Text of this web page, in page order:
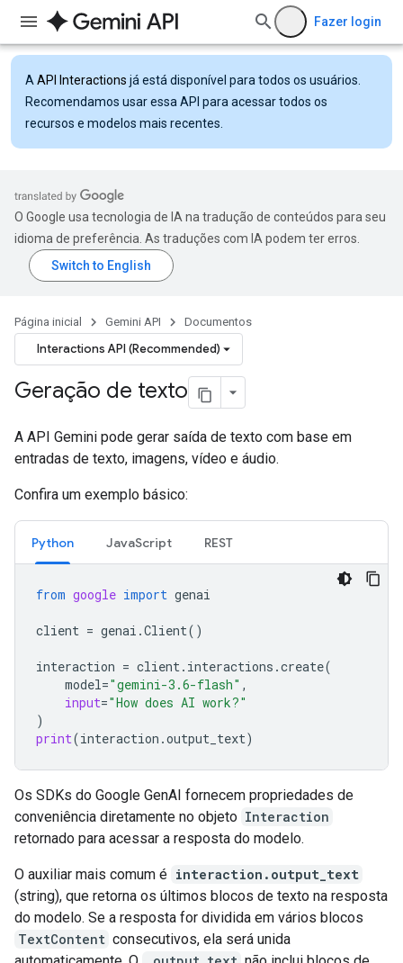
Fazer login
A API Interactions já está disponível para todos os usuários.
Recomendamos usar essa API para acessar todos os
recursos e modelos mais recentes.
O Google usa tecnologia de IA na tradução de conteúdos para seu
idioma de preferência. As traduções com IA podem ter erros.
Página inicial Gemini API Documentos
Interactions API (Recommended)
Geração de texto
A API Gemini pode gerar saída de texto com base em
entradas de texto, imagens, vídeo e áudio.
Confira um exemplo básico:
Python JavaScript REST
from google import genai
client = genai .Client()
interaction = client. interactions .create(
model="gemini-3.6-flash" ,
input="How does AI work?"
)
print(interaction .output_text)
Os SDKs do Google GenAI fornecem propriedades de
conveniência diretamente no objeto Interaction
retornado para acessar a resposta do modelo.
O auxiliar mais comum é interaction.output_text
(string), que retorna os últimos blocos de texto na resposta
do modelo. Se a resposta for dividida em vários blocos
TextContent consecutivos, ela será unida